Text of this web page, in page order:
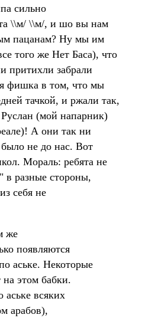
сильно
\\м/ \\м/, и шо вы нам
пацанам? Ну мы им
того же Нет Баса), что
притихли забрали
фишка в том, что мы
тачкой, и ржали так,
(мой напарник)
А они так ни
не до нас. Вот
Мораль: ребята не
в разные стороны,
себя не
же
появляются
аське. Некоторые
этом бабки.
всяких
арабов),